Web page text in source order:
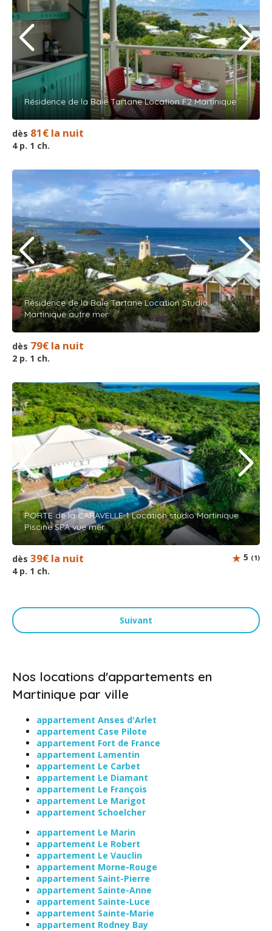
Résidence de la Baie Tartane Location F2 Martinique
dès 81€ la nuit
4 p. 1 ch.
Résidence de la Baie Tartane Location Studio
Martinique autre mer
dès 79€ la nuit
2 p. 1 ch.
PORTE de la CARAVELLE 1 Location studio Martinique
Piscine SPA vue mer
dès 39€ la nuit
4 p. 1 ch.
5 (1)
Suivant
Nos locations d'appartements en
Martinique par ville
appartement Anses d'Arlet
appartement Case Pilote
appartement Fort de France
appartement Lamentin
appartement Le Carbet
appartement Le Diamant
appartement Le François
appartement Le Marigot
appartement Schoelcher
appartement Le Marin
appartement Le Robert
appartement Le Vauclin
appartement Morne-Rouge
appartement Saint-Pierre
appartement Sainte-Anne
appartement Sainte-Luce
appartement Sainte-Marie
appartement Rodney Bay